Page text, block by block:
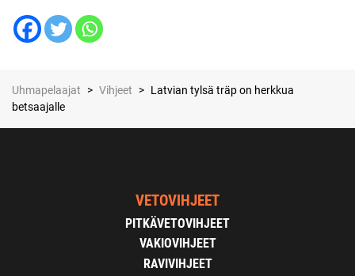
Uhmapelaajat > Vihjeet > Latvian tylsä träp on herkkua
betsaajalle
VETOVIHJEET
PITKÄVETOVIHJEET
VAKIOVIHJEET
RAVIVIHJEET